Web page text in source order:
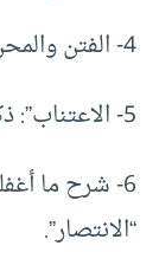
4- الفتن والمحن: ذكره “الصولي” في “أخبار أبي تمام”.
5- الاعتناب”: ذكره “البغدادي” في “خزانة الأدب”.
6- شرح ما أغفله
“الانتصار”.